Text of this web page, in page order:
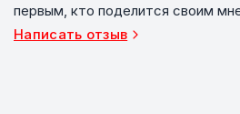
первым, кто поделится своим
Написать отзыв